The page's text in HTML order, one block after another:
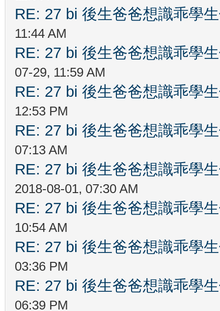
RE: 27 bi 後生爸爸想識乖學
11:44 AM
RE: 27 bi 後生爸爸想識乖學
07-29, 11:59 AM
RE: 27 bi 後生爸爸想識乖學
12:53 PM
RE: 27 bi 後生爸爸想識乖學
07:13 AM
RE: 27 bi 後生爸爸想識乖學
2018-08-01, 07:30 AM
RE: 27 bi 後生爸爸想識乖學
10:54 AM
RE: 27 bi 後生爸爸想識乖學
03:36 PM
RE: 27 bi 後生爸爸想識乖學
06:39 PM